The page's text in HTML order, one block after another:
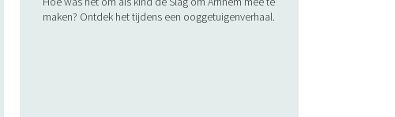
maken? Ontdek het tijdens een ooggetuigenverhaal.